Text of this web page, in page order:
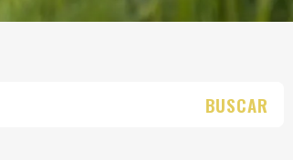
BUSCAR